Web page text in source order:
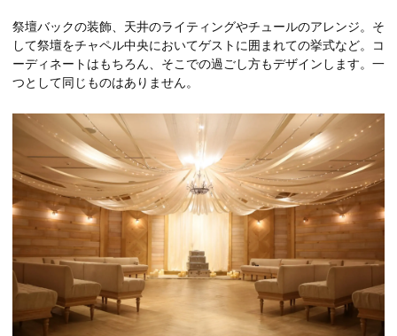
祭壇バックの装飾、天井のライティングやチュールのアレンジ。そ
して祭壇をチャペル中央においてゲストに囲まれての挙式など。コ
ーディネートはもちろん、そこでの過ごし方もデザインします。一
つとして同じものはありません。